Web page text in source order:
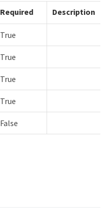
Required Description
True
True
True
True
False